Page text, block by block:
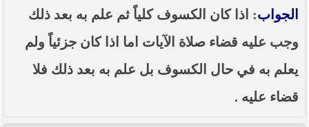
الجواب: اذا كان الكسوف كلياً ثم علم به بعد ذلك
وجب عليه قضاء صلاة الآيات اما اذا كان جزئياً ولم
يعلم به في حال الكسوف بل علم به بعد ذلك فلا
قضاء عليه .